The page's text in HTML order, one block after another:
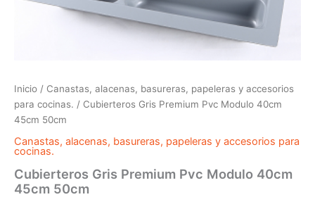
Inicio / Canastas, alacenas, basureras, papeleras y accesorios
para cocinas. / Cubierteros Gris Premium Pvc Modulo 40cm
45cm 50cm
Canastas, alacenas, basureras, papeleras y accesorios para
cocinas.
Cubierteros Gris Premium Pvc Modulo 40cm
45cm 50cm